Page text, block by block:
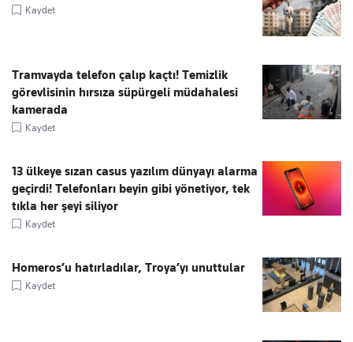
Kaydet
Tramvayda telefon çalıp kaçtı! Temizlik
görevlisinin hırsıza süpürgeli müdahalesi
kamerada
Kaydet
13 ülkeye sızan casus yazılım dünyayı alarma
geçirdi! Telefonları beyin gibi yönetiyor, tek
tıkla her şeyi siliyor
Kaydet
Homeros’u hatırladılar, Troya’yı unuttular
Kaydet